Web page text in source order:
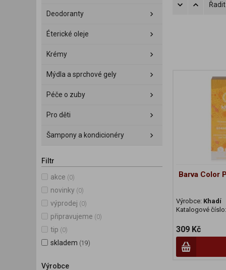
Deodoranty
Éterické oleje
Krémy
Mýdla a sprchové gely
Péče o zuby
Pro děti
Šampony a kondicionéry
Filtr
akce (0)
novinky (0)
výprodej (0)
připravujeme (0)
tip (0)
skladem (19)
Výrobce
Barva Color
Výrobce: Khadí
Katalogové číslo:
309 Kč